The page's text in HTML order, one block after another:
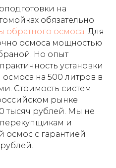
на
обязательно
обратного осмоса. Для
осмоса мощностью
Но опыт
установки
на 500 литров в
Стоимость систем
рынке
тысяч рублей. Мы не
и
с гарантией